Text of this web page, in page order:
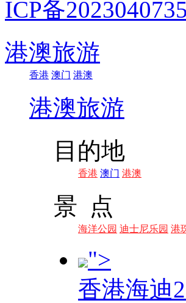
ICP备
港澳旅游
香港 澳门 港澳
港澳旅游
目的地
香港 澳门 港澳
景 点
海洋公园 迪士尼乐园 港
">
香港海迪